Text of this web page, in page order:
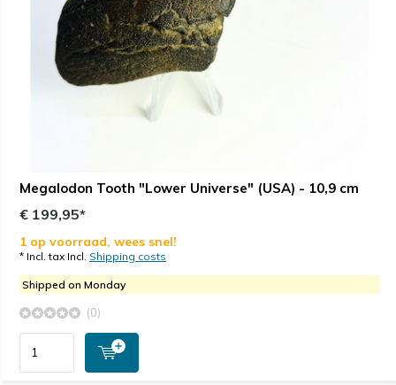
Megalodon Tooth "Lower Universe" (USA) - 10,9 cm
€ 199,95*
1 op voorraad, wees snel!
* Incl. tax Incl. Shipping costs
Shipped on Monday
(0)